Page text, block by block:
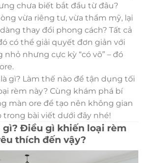
chưa biết bắt đầu từ đâu?
vừa riêng tư, vừa thẩm mỹ, lại
thay đổi phong cách? Tất cả
có thể giải quyết đơn giản với
nhưng cực kỳ “có võ” – đó
là gì? Làm thế nào để tận dụng tối
rèm này? Cùng khám phá bí
màn ore để tạo nên không gian
trong bài viết dưới đây nhé!
gì? Điều gì khiến loại rèm
thích đến vậy?